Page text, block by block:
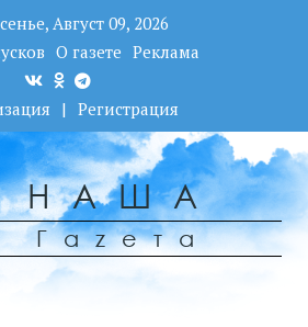
Август 09, 2026
О газете Реклама
| Регистрация
НАША
Гаzета